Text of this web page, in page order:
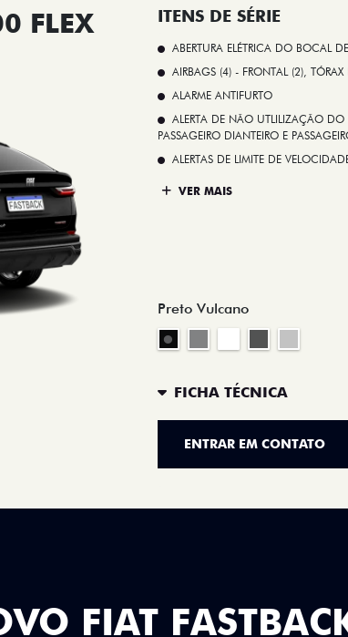
FLEX
ITENS DE SÉRIE
ABERTURA ELÉTRICA DO BOCAL
AIRBAGS (4) - FRONTAL (2),
ALARME ANTIFURTO
ALERTA DE NÃO UTLILIZAÇÃO
PASSAGEIRO DIANTEIRO E
ALERTAS DE LIMITE DE
VER MAIS
Preto Vulcano
FICHA TÉCNICA
ENTRAR EM CONTATO
FIAT